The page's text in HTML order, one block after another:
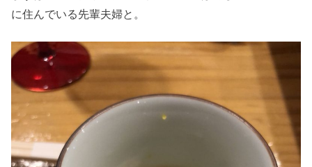
に住んでいる先輩夫婦と。